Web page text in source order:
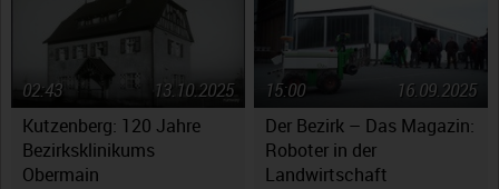
Kutzenberg: 120 Jahre
Bezirksklinikums
Obermain
13.10.2025
02:43
Der Bezirk – Das Magazin:
Roboter in der
Landwirtschaft
16.09.2025
15:00